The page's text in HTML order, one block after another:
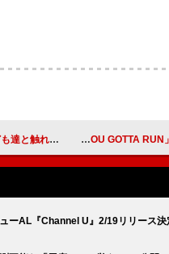
クイズ』ティザー映像を公開 L'Arc～en～Ciel、新曲「YOU
ーAL『Channel U』2/19リリース決